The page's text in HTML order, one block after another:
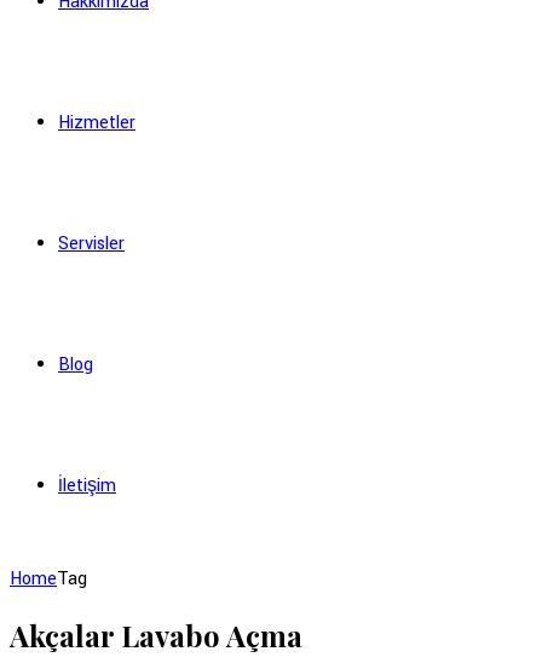
Hizmetler
Servisler
Blog
İletişim
HomeTag
Akçalar Lavabo Açma